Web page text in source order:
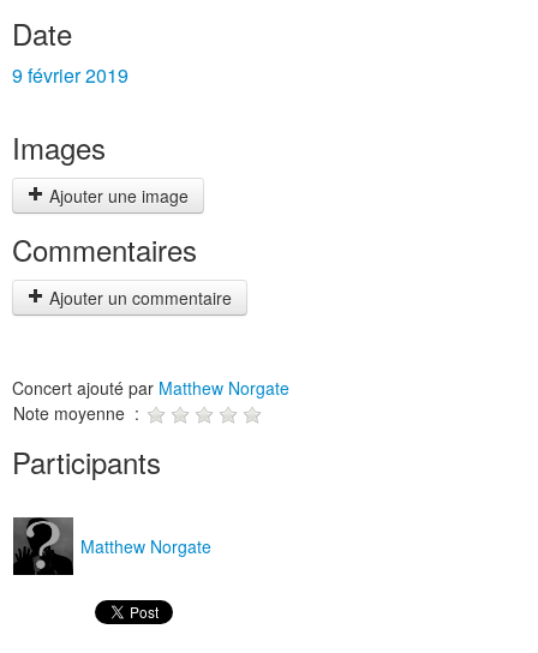
Date
9 février 2019
Images
Ajouter une image
Commentaires
Ajouter un commentaire
Concert ajouté par Matthew Norgate
Note moyenne :
Participants
Matthew Norgate